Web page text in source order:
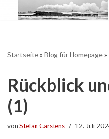
Startseite» Blog für Homepage»
Rückblick
(1)
von Stefan Carstens 12. Juli